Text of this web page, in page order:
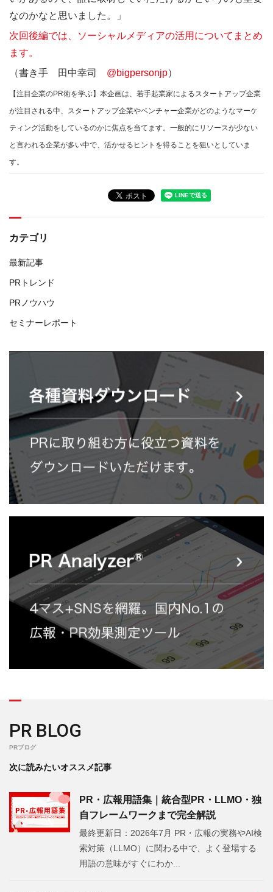
なのかなと思いました。」
次回後編では、ソーシャルメディアの活用についてまとめ
ます。
（書き手 田中幸司 @bigpersonjp）
【注目企業のPR術を学ぶ】本企画は、若手起業家によるスタートアップ企業
が注目される中、スタートアップ企業やベンチャー企業がどのようなマーケ
ティング活動をしているのかに焦点を当てます。一般的にリソースが少ない
と言われる企業が多い中で、活かせるヒントを得ることを狙いとしていま
す。
カテゴリ
最新記事
PRトレンド
PRノウハウ
セミナーレポート
PR BLOG
PRブログ
次に読みたいオススメ記事
PR・広報用語集｜統合型PR・LLMO・独
自フレームワークまで完全解説
最終更新日：2026年7月 PR・広報の実務やAI検
索対策（LLMO）に関わる中で、よく登場する
用語の意味がすぐにわか...